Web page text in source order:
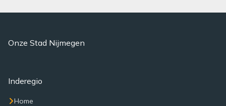
Onze Stad Nijmegen
Inderegio
Home